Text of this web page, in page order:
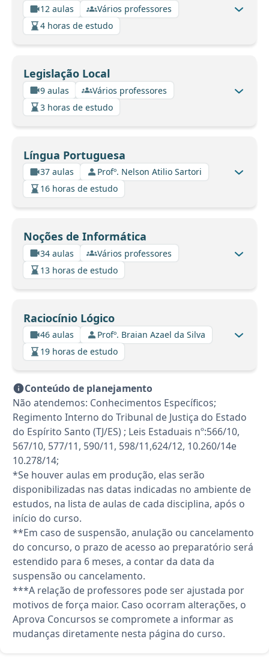
12 aulas
Vários professores
4 horas de estudo
Legislação Local
9 aulas
Vários professores
3 horas de estudo
Língua Portuguesa
37 aulas
Profº. Nelson Atilio Sartori
16 horas de estudo
Noções de Informática
34 aulas
Vários professores
13 horas de estudo
Raciocínio Lógico
46 aulas
Profº. Braian Azael da Silva
19 horas de estudo
Conteúdo de planejamento
Não atendemos: Conhecimentos Específicos;
Regimento Interno do Tribunal de Justiça do Estado
do Espírito Santo (TJ/ES) ; Leis Estaduais nº:566/10,
567/10, 577/11, 590/11, 598/11,624/12, 10.260/14e
10.278/14;
*Se houver aulas em produção, elas serão
disponibilizadas nas datas indicadas no ambiente de
estudos, na lista de aulas de cada disciplina, após o
início do curso.
**Em caso de suspensão, anulação ou cancelamento
do concurso, o prazo de acesso ao preparatório será
estendido para 6 meses, a contar da data da
suspensão ou cancelamento.
***A relação de professores pode ser ajustada por
motivos de força maior. Caso ocorram alterações, o
Aprova Concursos se compromete a informar as
mudanças diretamente nesta página do curso.